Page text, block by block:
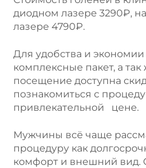
диодном лазере 3290₽,
лазере 4790₽.
Для удобства и
комплексные пакет, а
посещение доступна
познакомиться с
привлекательной цене.
Мужчины всё чаще
процедуру как
комфорт и внешний вид.